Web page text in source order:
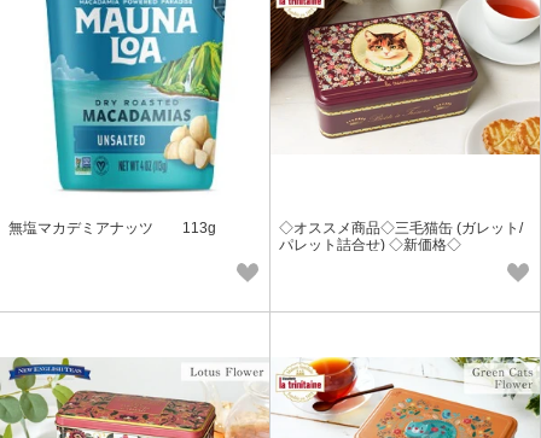
無塩マカデミアナッツ 113g
◇オススメ商品◇三毛猫缶 (ガレット/
パレット詰合せ) ◇新価格◇